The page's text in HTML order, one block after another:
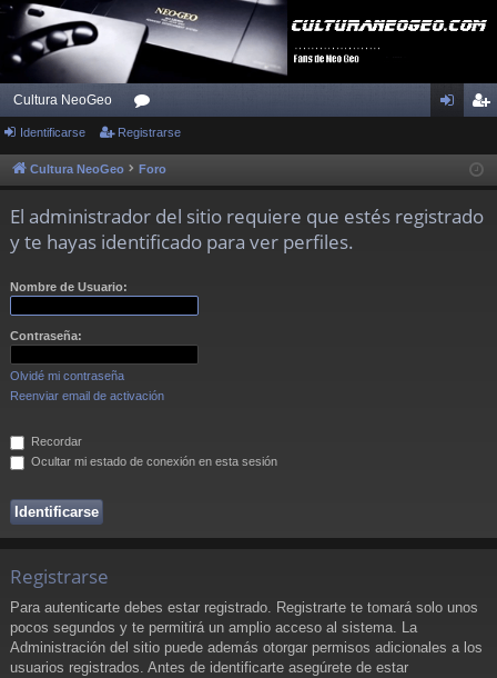
Cultura NeoGeo
or
os ist
Identificarse Registrarse
Cultura NeoGeo Foro
El administrador del sitio requiere que estés registrado
y te hayas identificado para ver perfiles.
Nombre de Usuario:
Contraseña:
Olvidé mi contraseña
Reenviar email de activación
Recordar
Ocultar mi estado de conexión en esta sesión
Registrarse
Para autenticarte debes estar registrado. Registrarte te tomará solo unos
pocos segundos y te permitirá un amplio acceso al sistema. La
Administración del sitio puede además otorgar permisos adicionales a los
usuarios registrados. Antes de identificarte asegúrete de estar